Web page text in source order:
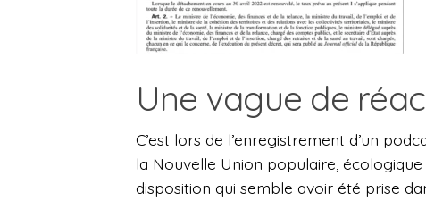
Une vague de
C’est lors de l’enregistrement d’un
la Nouvelle Union populaire,
disposition qui semble avoir été prise